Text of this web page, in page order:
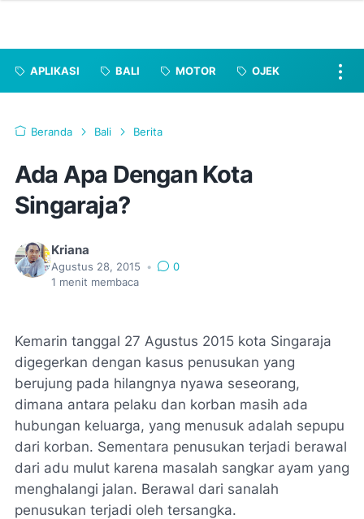
APLIKASI BALI MOTOR OJEK
Beranda Bali Berita
Ada Apa Dengan Kota
Singaraja?
Kriana
Agustus 28, 2015 •
0
1 menit membaca
Kemarin tanggal 27 Agustus 2015 kota Singaraja
digegerkan dengan kasus penusukan yang
berujung pada hilangnya nyawa seseorang,
dimana antara pelaku dan korban masih ada
hubungan keluarga, yang menusuk adalah sepupu
dari korban. Sementara penusukan terjadi berawal
dari adu mulut karena masalah sangkar ayam yang
menghalangi jalan. Berawal dari sanalah
penusukan terjadi oleh tersangka.